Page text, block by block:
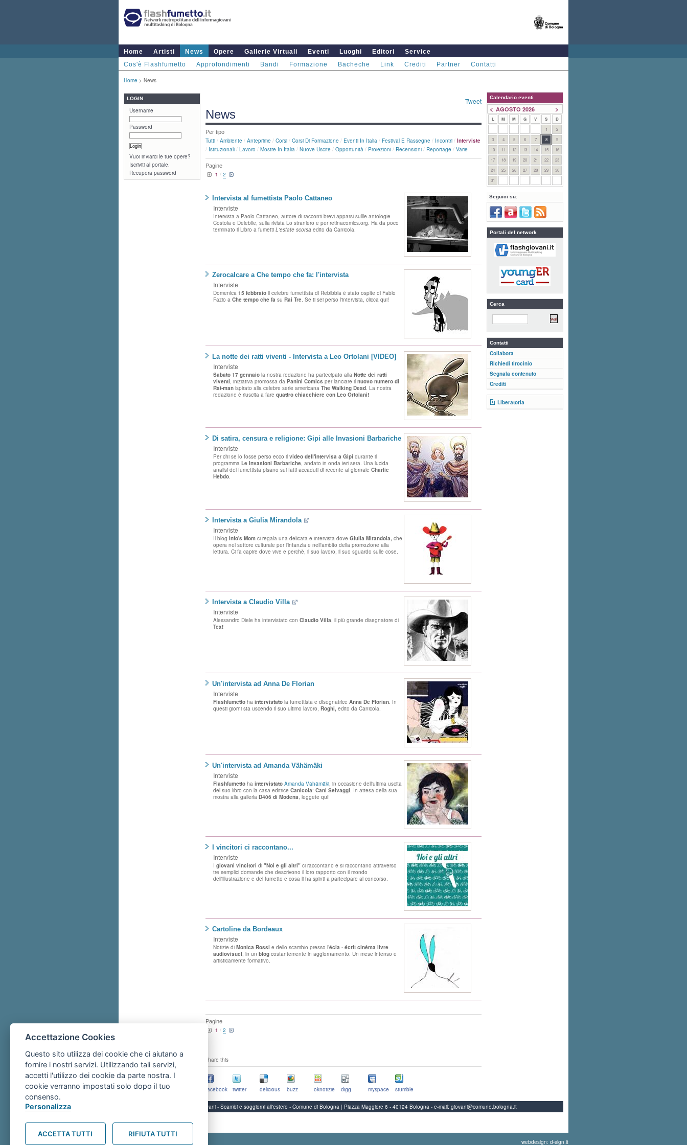
Home Artisti News Opere Gallerie Virtuali Eventi Luoghi Editori
Service
Cos'è Flashfumetto
Approfondimenti Bandi Formazione Bacheche Link Crediti Partner Contatti
Home > News
LOGIN
Username
Password
Vuoi inviarci le tue opere?
Iscriviti al portale.
Recupera password
Tweet
News
Per tipo
Tutti / Ambiente / Anteprime / Corsi / Corsi Di Formazione / Eventi In Italia / Festival E Rassegne / Incontri / Interviste
/ Istituzionali / Lavoro / Mostre In Italia / Nuove Uscite / Opportunità / Proiezioni / Recensioni / Reportage / Varie
Pagine
1 / 2
Intervista al fumettista Paolo Cattaneo
Interviste
Intervista a Paolo Cattaneo, autore di racconti brevi apparsi sullle antologie
Costola e Delebile, sulla rivista Lo straniero e per retinacomics.org. Ha da poco
terminato il Libro a fumetti L'estate scorsa edito da Canicola.
Zerocalcare a Che tempo che fa: l'intervista
Interviste
Domenica 15 febbraio il celebre fumettista di Rebibbia è stato ospite di Fabio
Fazio a Che tempo che fa su Rai Tre . Se ti sei perso l'intervista, clicca qui!
La notte dei ratti viventi - Intervista a Leo Ortolani [VIDEO]
Interviste
Sabato 17 gennaio la nostra redazione ha partecipato alla Notte dei ratti
viventi , iniziativa promossa da Panini Comics per lanciare il nuovo numero di
Rat-man ispirato alla celebre serie americana The Walking Dead . La nostra
redazione è riuscita a fare quattro chiacchiere con Leo Ortolani!
Di satira, censura e religione: Gipi alle Invasioni Barbariche
Interviste
Per chi se lo fosse perso ecco il video dell'intervisa a Gipi durante il
programma Le Invasioni Barbariche , andato in onda ieri sera. Una lucida
analisi del fumettista pisano sui fatti accaduti di recente al giornale Charlie
Hebdo
Intervista a Giulia Mirandola
Interviste
Il blog Info's Mom ci regala una delicata e intervista dove Giulia Mirandola, che
opera nel settore culturale per l'infanzia e nell'ambito della promozione alla
lettura. Ci fa capire dove vive e perchè, il suo lavoro, il suo sguardo sulle cose.
Intervista a Claudio Villa
Interviste
Alessandro Diele ha intervistato con Claudio Villa , il più grande disegnatore di
Tex!
Un'intervista ad Anna De Florian
Interviste
Flashfumetto ha intervistato la fumettista e disegnatrice Anna De Florian . In
questi giorni sta uscendo il suo ultimo lavoro, Roghi, edito da Canicola.
Un'intervista ad Amanda Vähämäki
Interviste
Flashfumetto ha intervistato Amanda Vähämäki , in occasione dell'ultima uscita
del suo libro con la casa editrice Canicola: Cani Selvaggi . In attesa della sua
mostra alla galleria D406 di Modena , leggete qui!
I vincitori ci raccontano...
Interviste
I giovani vincitori di "Noi e gli altri" ci raccontano e si raccontano attraverso
tre semplici domande che descrivono il loro rapporto con il mondo
dell'illustrazione e del fumetto e cosa li ha spinti a partecipare al concorso.
Cartoline da Bordeaux
Interviste
Notizie di Monica Rossi e dello scambio presso l’écla - écrit cinéma livre
audiovisuel , in un blog costantemente in aggiornamento. Un mese intenso e
artisticamente formativo.
Pagine
1 / 2
share this
facebook twitter delicious buzz oknotizie digg myspace stumble
Calendario eventi
>
< AGOSTO 2026
L M M G V S
D
1
2
3
4 5 6 7 8
9
10
11 12 13 14 15
16
17
18 19 20 21 22
23
24
25 26 27 28 29
30
31
Seguici su:
Portali del network
Cerca
Contatti
Collabora
Richiedi tirocinio
Segnala contenuto
Crediti
Liberatoria
Servizi per i giovani - Scambi e soggiorni all'estero - Comune di Bologna | Piazza Maggiore 6 - 40124 Bologna - e-mail: giovani@comune.bologna.it
webdesign: d-sign.it
Accettazione Cookies
Questo sito utilizza dei cookie che ci aiutano a
fornire i nostri servizi. Utilizzando tali servizi,
accetti l'utilizzo dei cookie da parte nostra. I
cookie verranno impostati solo dopo il tuo
consenso.
Personalizza
ACCETTA TUTTI RIFIUTA TUTTI